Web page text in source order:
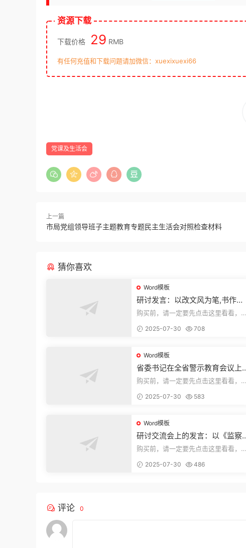
资源下载
下载价格 29 RMB
有任何充值和下载问题请加微信：xuexixuexi66
党课及生活会
上一篇
市局党组领导班子主题教育专题民主生活会对照检查材料
猜你喜欢
Word模板
研讨发言：以改文风为笔,书作风
建设“必修课”
购买前，请一定要先点击这里看看，欢
束，本文...
2025-07-30 708
Word模板
省委书记在全省警示教育会议上
的讲话
购买前，请一定要先点击这里看看，欢
束，本文...
2025-07-30 583
Word模板
研讨交流会上的发言：以《监察
法实施条例》为纲,推动巡察工作
购买前，请一定要先点击这里看看，欢
束，本文...
2025-07-30 486
评论 0